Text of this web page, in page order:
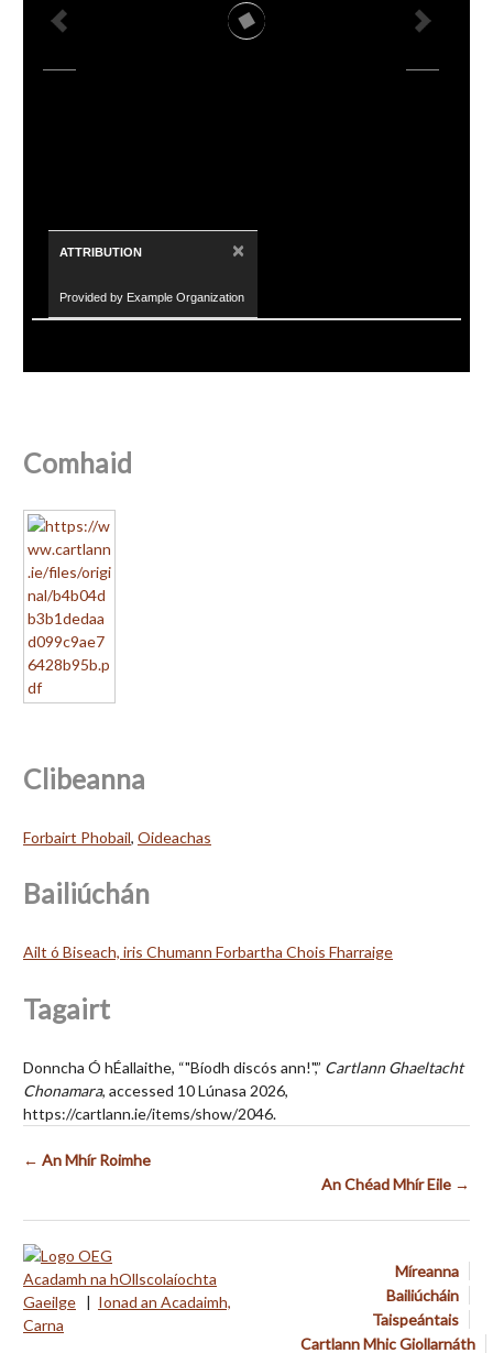
ATTRIBUTION ×
Provided by Example Organization
Comhaid
Clibeanna
Forbairt Phobail, Oideachas
Bailiúchán
Ailt ó Biseach, iris Chumann Forbartha Chois Fharraige
Tagairt
Donncha Ó hÉallaithe, “"Bíodh discós ann!",” Cartlann Ghaeltacht
Chonamara, accessed 10 Lúnasa 2026,
https://cartlann.ie/items/show/2046.
← An Mhír Roimhe
An Chéad Mhír Eile →
Míreanna
Bailiúcháin
Taispeántais
Cartlann Mhic Giollarnáth
Acadamh na hOllscolaíochta
Gaeilge | Ionad an Acadaimh,
Carna